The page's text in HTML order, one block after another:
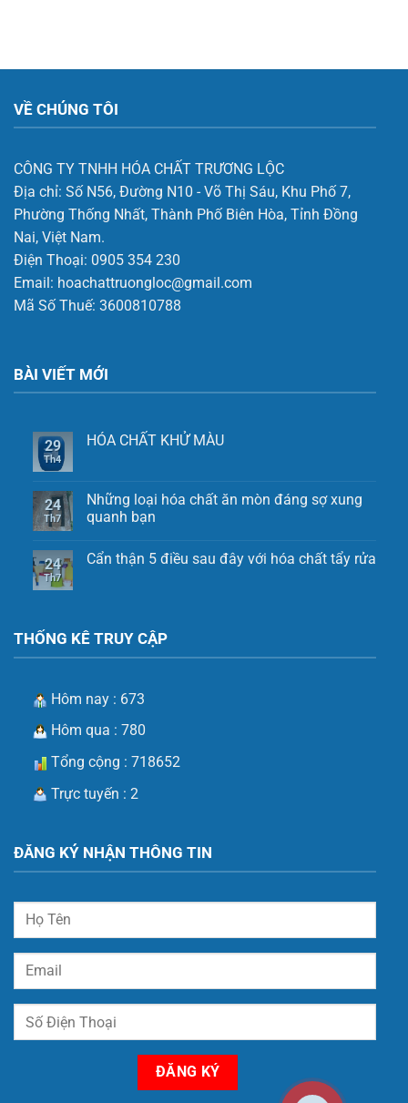
VỀ CHÚNG TÔI
CÔNG TY TNHH HÓA CHẤT TRƯƠNG LỘC
Địa chỉ: Số N56, Đường N10 - Võ Thị Sáu, Khu Phố 7,
Phường Thống Nhất, Thành Phố Biên Hòa, Tỉnh Đồng
Nai, Việt Nam.
Điện Thoại: 0905 354 230
Email: hoachattruongloc@gmail.com
Mã Số Thuế: 3600810788
BÀI VIẾT MỚI
29
Th4
HÓA CHẤT KHỬ MÀU
24
Th7
Những loại hóa chất ăn mòn đáng sợ xung
quanh bạn
24
Th7
Cẩn thận 5 điều sau đây với hóa chất tẩy rửa
THỐNG KÊ TRUY CẬP
Hôm nay : 673
Hôm qua : 780
Tổng cộng : 718652
Trực tuyến : 2
ĐĂNG KÝ NHẬN THÔNG TIN